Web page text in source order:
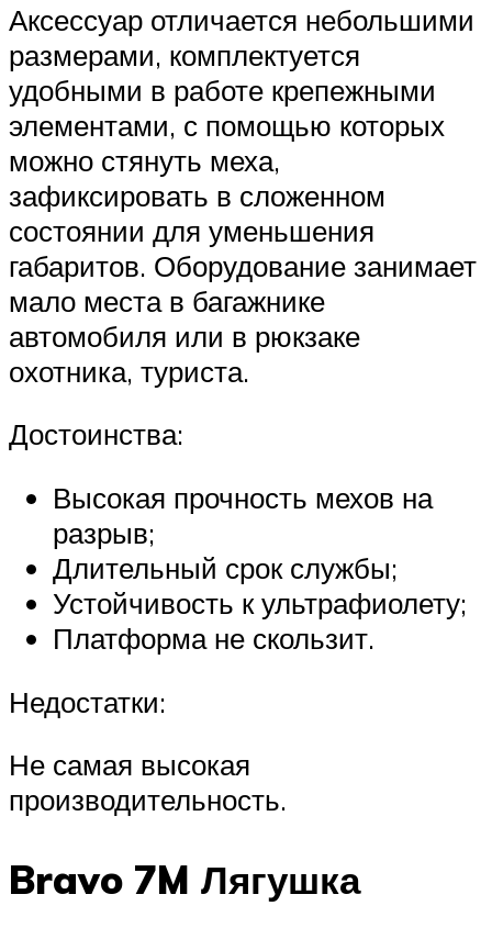
Аксессуар отличается небольшими
размерами, комплектуется
удобными в работе крепежными
элементами, с помощью которых
можно стянуть меха,
зафиксировать в сложенном
состоянии для уменьшения
габаритов. Оборудование занимает
мало места в багажнике
автомобиля или в рюкзаке
охотника, туриста.
Достоинства:
Высокая прочность мехов на
разрыв;
Длительный срок службы;
Устойчивость к ультрафиолету;
Платформа не скользит.
Недостатки:
Не самая высокая
производительность.
Bravo 7M Лягушка